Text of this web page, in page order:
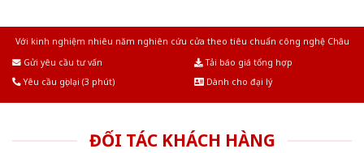
Với kinh nghiệm nhiêu năm nghiên cứu cửa theo tiêu chuẩn công nghệ Châu
Gửi yêu cầu tư vấn
Tải báo giá tổng hợp
Yêu cầu gọi lại (3 phút)
Dành cho đại lý
ĐỐI TÁC KHÁCH HÀNG